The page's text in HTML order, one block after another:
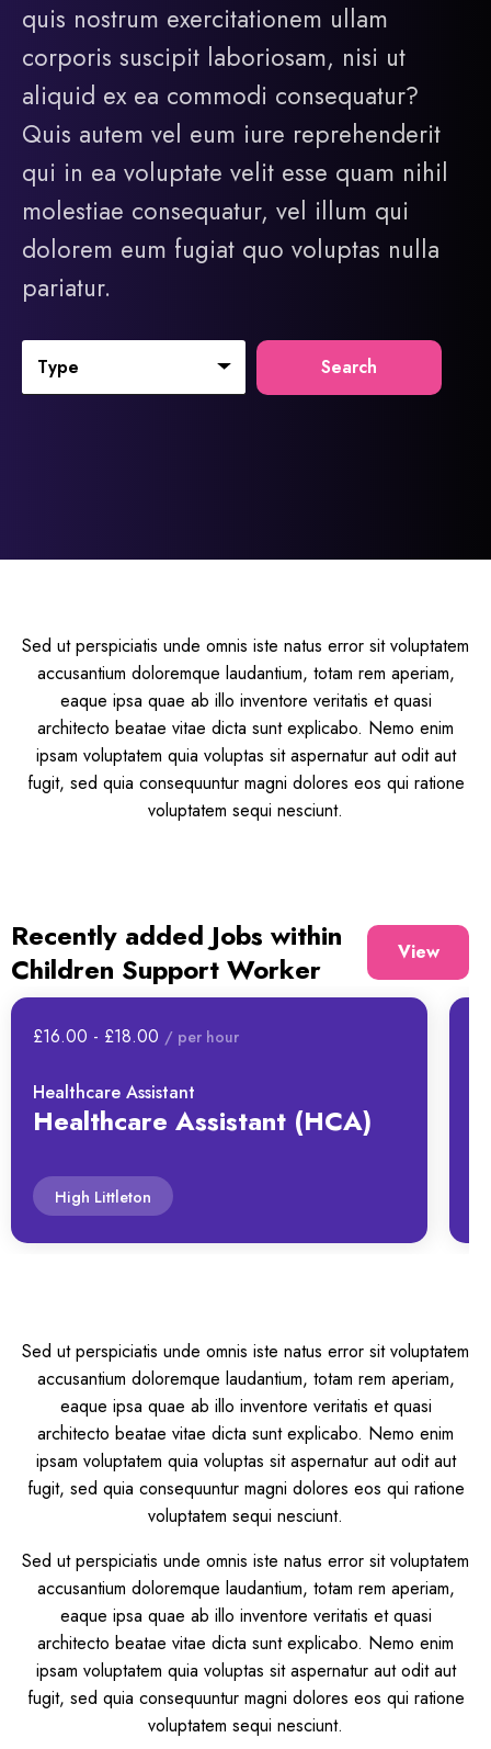
quis nostrum exercitationem ullam
corporis suscipit laboriosam, nisi ut
aliquid ex ea commodi consequatur?
Quis autem vel eum iure reprehenderit
qui in ea voluptate velit esse quam nihil
molestiae consequatur, vel illum qui
dolorem eum fugiat quo voluptas nulla
pariatur.
Type Search
Sed ut perspiciatis unde omnis iste natus error sit voluptatem
accusantium doloremque laudantium, totam rem aperiam,
eaque ipsa quae ab illo inventore veritatis et quasi
architecto beatae vitae dicta sunt explicabo. Nemo enim
ipsam voluptatem quia voluptas sit aspernatur aut odit aut
fugit, sed quia consequuntur magni dolores eos qui ratione
voluptatem sequi nesciunt.
Recently added Jobs within
Children Support Worker
View
all
£16.00 - £18.00 / per hour
Healthcare Assistant
Healthcare Assistant (HCA)
High Littleton
Sed ut perspiciatis unde omnis iste natus error sit voluptatem
accusantium doloremque laudantium, totam rem aperiam,
eaque ipsa quae ab illo inventore veritatis et quasi
architecto beatae vitae dicta sunt explicabo. Nemo enim
ipsam voluptatem quia voluptas sit aspernatur aut odit aut
fugit, sed quia consequuntur magni dolores eos qui ratione
voluptatem sequi nesciunt.
Sed ut perspiciatis unde omnis iste natus error sit voluptatem
accusantium doloremque laudantium, totam rem aperiam,
eaque ipsa quae ab illo inventore veritatis et quasi
architecto beatae vitae dicta sunt explicabo. Nemo enim
ipsam voluptatem quia voluptas sit aspernatur aut odit aut
fugit, sed quia consequuntur magni dolores eos qui ratione
voluptatem sequi nesciunt.